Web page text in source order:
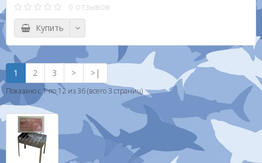
0 отзывов
Купить
1 2 3 > >|
Показано с 1 по 12 из 36 (всего 3 страниц)